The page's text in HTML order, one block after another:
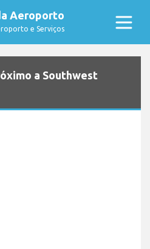
Aeroporto
e Serviços
a Southwest